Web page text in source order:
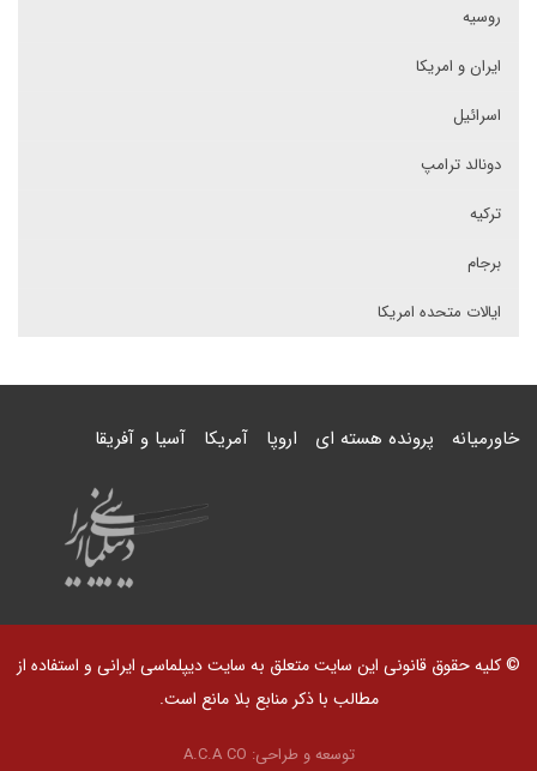
روسیه
ایران و امریکا
اسرائیل
دونالد ترامپ
ترکیه
برجام
ایالات متحده امریکا
خاورمیانه پرونده هسته ای اروپا آمریکا آسیا و آفریقا
© کلیه حقوق قانونی این سایت متعلق به سایت دیپلماسی ایرانی و استفاده از
مطالب با ذکر منابع بلا مانع است.
توسعه و طراحی: A.C.A CO